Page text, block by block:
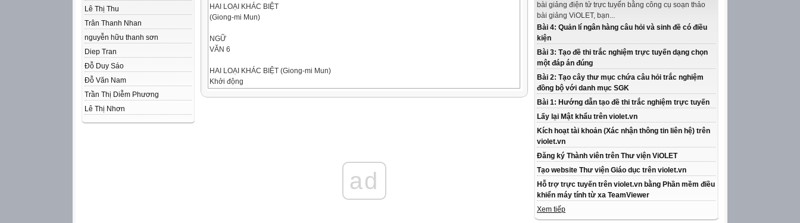
Lê Thị Thu
Trân Thanh Nhan
nguyễn hữu thanh sơn
Diep Tran
Đỗ Duy Sáo
Đỗ Văn Nam
Trần Thị Diễm Phương
Lê Thị Nhơn
bài giảng điện tử trực tuyến bằng công cụ soạn thảo
bài giảng ViOLET, bạn...
Bài 4: Quản lí ngân hàng câu hỏi và sinh đề có điều
kiện
Bài 3: Tạo đề thi trắc nghiệm trực tuyến dạng chọn
một đáp án đúng
Bài 2: Tạo cây thư mục chứa câu hỏi trắc nghiệm
đồng bộ với danh mục SGK
Bài 1: Hướng dẫn tạo đề thi trắc nghiệm trực tuyến
Lấy lại Mật khẩu trên violet.vn
Kích hoạt tài khoản (Xác nhận thông tin liên hệ) trên
violet.vn
Đăng ký Thành viên trên Thư viện ViOLET
Tạo website Thư viện Giáo dục trên violet.vn
Hỗ trợ trực tuyến trên violet.vn bằng Phần mềm điều
khiển máy tính từ xa TeamViewer
Xem tiếp
HAI LOẠI KHÁC BIỆT
(Giong-mi Mun)
NGỮ
VĂN 6
HAI LOẠI KHÁC BIỆT (Giong-mi Mun)
Khởi động
Trong một tập thể, một cộng đồng, mỗi con
ad